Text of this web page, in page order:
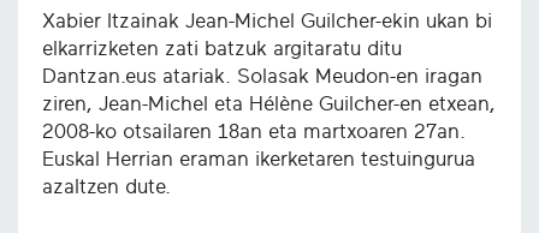
Xabier Itzainak Jean-Michel Guilcher-ekin ukan bi
elkarrizketen zati batzuk argitaratu ditu
Dantzan.eus atariak. Solasak Meudon-en iragan
ziren, Jean-Michel eta Hélène Guilcher-en etxean,
2008-ko otsailaren 18an eta martxoaren 27an.
Euskal Herrian eraman ikerketaren testuingurua
azaltzen dute.